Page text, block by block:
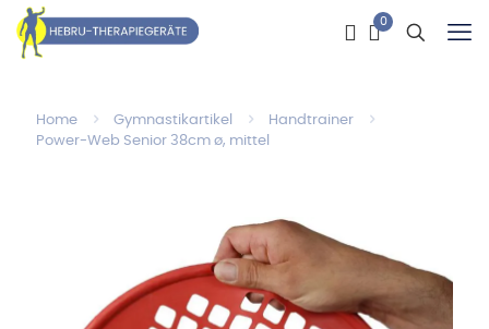
0
Home Gymnastikartikel
Handtrainer
Power-Web Senior 38cm ø, mittel